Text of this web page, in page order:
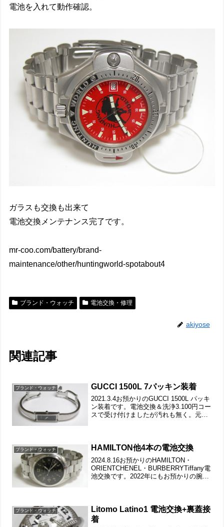
電池を入れて動作確認。
ガラスも交換も出来て
電池交換メンテナンス完了です。
mr-coo.com/battery/brand-
maintenance/other/huntingworld-spotabout4
ブランド・ウォッチ 電池交換・修理
akiyose
関連記事
ブランド・ウォッチ GUCCI 1500L 7パッキン装着
2021.3.4お預かりのGUCCI 1500L パッキ
ン装着です。電池交換＆洗浄3.100円コー
スで受け付けましたが汚れも無く。元々
で...
ブランド・ウォッチ HAMILTON他4本の電池交換
2024.8.16お預かりのHAMILTON・
ORIENTCHENEL・BURBERRYTiffany電
池交換です。2022年にもお預かりの腕時
ブランド・ウォッチ
Litomo Latino1 電池交換+裏蓋接
着